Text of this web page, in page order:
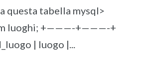
questa tabella mysql>
luoghi; +———-+———-+
| luogo |...